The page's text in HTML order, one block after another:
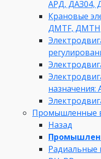
АРД, ДАЗ04,
Крановые
ДMTF, ДМТН
Промышленные
Назад
Радиальные